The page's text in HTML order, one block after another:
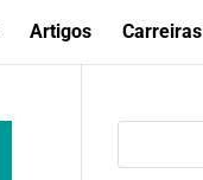
Artigos Carreiras